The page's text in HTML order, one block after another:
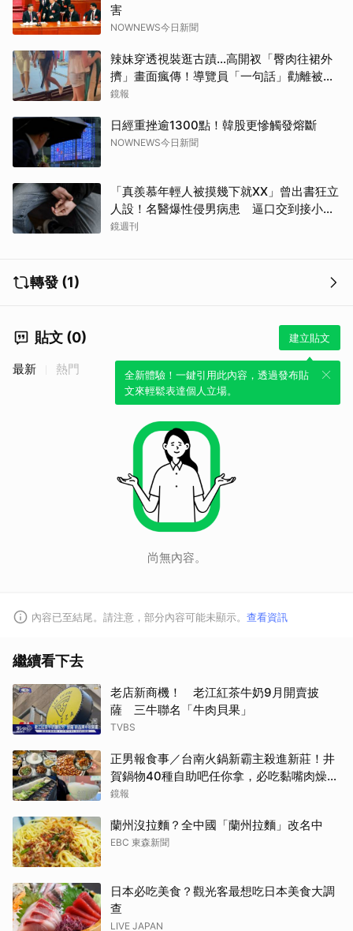
害
NOWNEWS今日新聞
辣妹穿透視裝逛古蹟…高開衩「臀肉往裙外
擠」畫面瘋傳！導覽員「一句話」勸離被狂
讚
鏡報
日經重挫逾1300點！韓股更慘觸發熔斷
NOWNEWS今日新聞
「真羨慕年輕人被摸幾下就XX」曾出書狂立
人設！名醫爆性侵男病患 逼口交到接小孩
鬧鐘響才停
鏡週刊
轉發 (1)
貼文 (0) 建立貼文
全新體驗！一鍵引用此內容，透過發布貼
文來輕鬆表達個人立場。
最新 熱門
尚無內容。
內容已至結尾。請注意，部分內容可能未顯示。 查看資訊
繼續看下去
老店新商機！ 老江紅茶牛奶9月開賣披
薩 三牛聯名「牛肉貝果」
TVBS
正男報食事／台南火鍋新霸主殺進新莊！井
賀鍋物40種自助吧任你拿，必吃黏嘴肉燥
飯、現做棉花糖
鏡報
蘭州沒拉麵？全中國「蘭州拉麵」改名中
EBC 東森新聞
日本必吃美食？觀光客最想吃日本美食大調
查
LIVE JAPAN